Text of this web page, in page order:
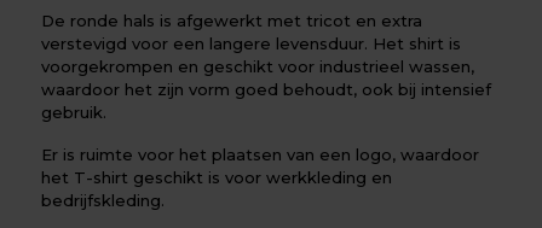
De ronde hals is afgewerkt met tricot en extra
verstevigd voor een langere levensduur. Het shirt is
voorgekrompen en geschikt voor industrieel wassen,
waardoor het zijn vorm goed behoudt, ook bij intensief
gebruik.
Er is ruimte voor het plaatsen van een logo, waardoor
het T-shirt geschikt is voor werkkleding en
bedrijfskleding.